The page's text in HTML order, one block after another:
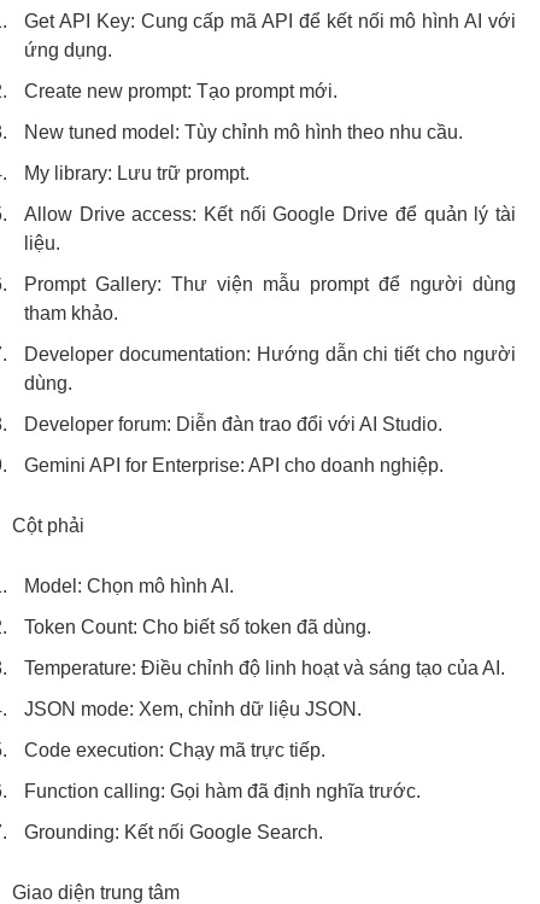
Get API Key: Cung cấp mã API để kết nối mô hình AI với
ứng dụng.
Create new prompt: Tạo prompt mới.
New tuned model: Tùy chỉnh mô hình theo nhu cầu.
My library: Lưu trữ prompt.
Allow Drive access: Kết nối Google Drive để quản lý tài
liệu.
Prompt Gallery: Thư viện mẫu prompt để người dùng
tham khảo.
Developer documentation: Hướng dẫn chi tiết cho người
dùng.
Developer forum: Diễn đàn trao đổi với AI Studio.
Gemini API for Enterprise: API cho doanh nghiệp.
Cột phải
Model: Chọn mô hình AI.
Token Count: Cho biết số token đã dùng.
Temperature: Điều chỉnh độ linh hoạt và sáng tạo của AI.
JSON mode: Xem, chỉnh dữ liệu JSON.
Code execution: Chạy mã trực tiếp.
Function calling: Gọi hàm đã định nghĩa trước.
Grounding: Kết nối Google Search.
Giao diện trung tâm